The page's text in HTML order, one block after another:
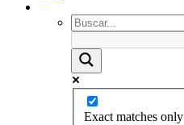
Exact matches only